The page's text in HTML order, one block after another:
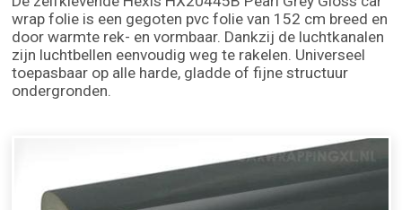
wrap folie is een gegoten pvc folie van 152 cm breed en
door warmte rek- en vormbaar. Dankzij de luchtkanalen
zijn luchtbellen eenvoudig weg te rakelen. Universeel
toepasbaar op alle harde, gladde of fijne structuur
ondergronden.